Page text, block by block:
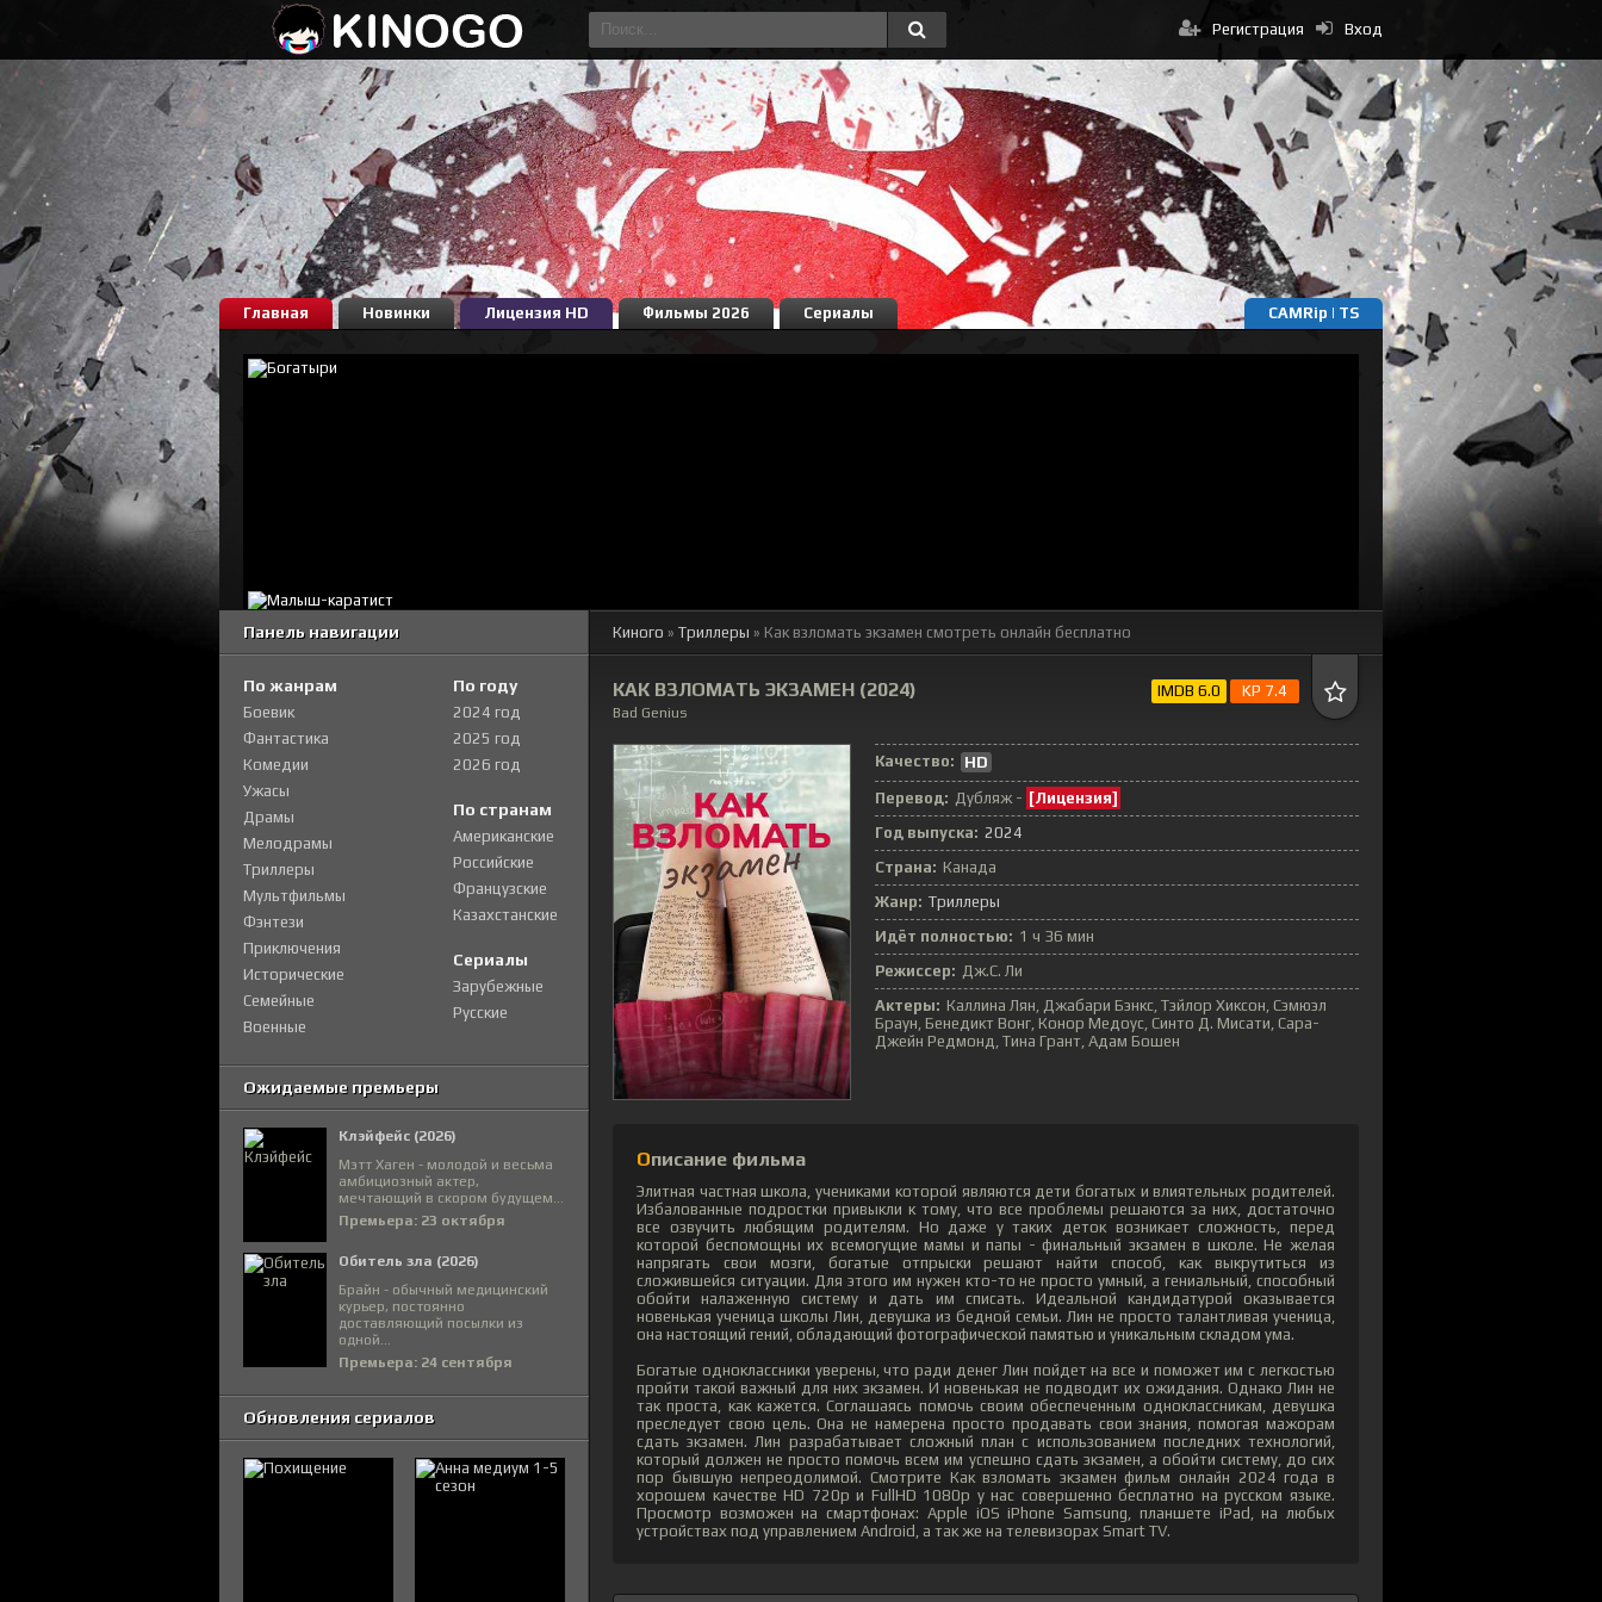
Вход
Регистрация
Главная Новинки Лицензия HD Фильмы 2026 Сериалы CAMRip | TS
Киного » Триллеры » Как взломать экзамен смотреть онлайн бесплатно
КАК ВЗЛОМАТЬ ЭКЗАМЕН (2024)
Bad Genius
IMDB 6.0 KP 7.4
Качество:
HD
Перевод: Дубляж - [Лицензия]
Год выпуска: 2024
Страна: Канада
Жанр: Триллеры
Идёт полностью: 1 ч 36 мин
Режиссер: Дж.С. Ли
Актеры: Каллина Лян, Джабари Бэнкс, Тэйлор Хиксон, Сэмюэл
Браун, Бенедикт Вонг, Конор Медоус, Синто Д. Мисати, Сара-
Джейн Редмонд, Тина Грант, Адам Бошен
Описание фильма
Элитная частная школа, учениками которой являются дети богатых и влиятельных родителей.
Избалованные подростки привыкли к тому, что все проблемы решаются за них, достаточно
все озвучить любящим родителям. Но даже у таких деток возникает сложность, перед
которой беспомощны их всемогущие мамы и папы - финальный экзамен в школе. Не желая
напрягать свои мозги, богатые отпрыски решают найти способ, как выкрутиться из
сложившейся ситуации. Для этого им нужен кто-то не просто умный, а гениальный, способный
обойти налаженную систему и дать им списать. Идеальной кандидатурой оказывается
новенькая ученица школы Лин, девушка из бедной семьи. Лин не просто талантливая ученица,
она настоящий гений, обладающий фотографической памятью и уникальным складом ума.
Богатые одноклассники уверены, что ради денег Лин пойдет на все и поможет им с легкостью
пройти такой важный для них экзамен. И новенькая не подводит их ожидания. Однако Лин не
так проста, как кажется. Соглашаясь помочь своим обеспеченным одноклассникам, девушка
преследует свою цель. Она не намерена просто продавать свои знания, помогая мажорам
сдать экзамен. Лин разрабатывает сложный план с использованием последних технологий,
который должен не просто помочь всем им успешно сдать экзамен, а обойти систему, до сих
пор бывшую непреодолимой. Смотрите Как взломать экзамен фильм онлайн 2024 года в
хорошем качестве HD 720p и FullHD 1080p у нас совершенно бесплатно на русском языке.
Просмотр возможен на смартфонах: Apple iOS iPhone Samsung, планшете iPad, на любых
устройствах под управлением Android, а так же на телевизорах Smart TV.
Панель навигации
По жанрам
Боевик
Фантастика
Комедии
Ужасы
Драмы
Мелодрамы
Триллеры
Мультфильмы
Фэнтези
Приключения
Исторические
Семейные
Военные
По году
2024 год
2025 год
2026 год
По странам
Американские
Российские
Французские
Казахстанские
Сериалы
Зарубежные
Русские
Ожидаемые премьеры
Клэйфейс (2026)
Мэтт Хаген - молодой и весьма
амбициозный актер,
мечтающий в скором будущем...
Премьера: 23 октября
Обитель зла (2026)
Брайн - обычный медицинский
курьер, постоянно
доставляющий посылки из
одной...
Премьера: 24 сентября
Обновления сериалов